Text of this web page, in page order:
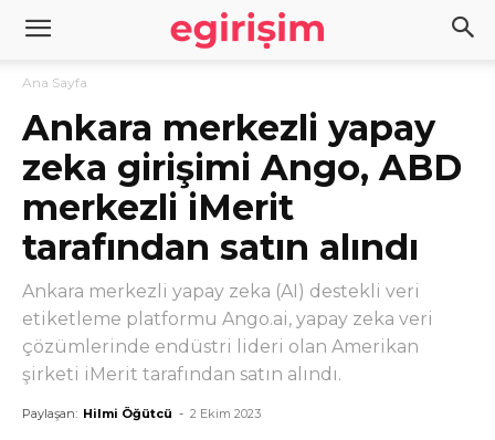
Ana Sayfa
Ankara merkezli yapay
zeka girişimi Ango, ABD
merkezli iMerit
tarafından satın alındı
Ankara merkezli yapay zeka (AI) destekli veri
etiketleme platformu Ango.ai, yapay zeka veri
çözümlerinde endüstri lideri olan Amerikan
şirketi iMerit tarafından satın alındı.
Paylaşan: Hilmi Öğütcü - 2 Ekim 2023